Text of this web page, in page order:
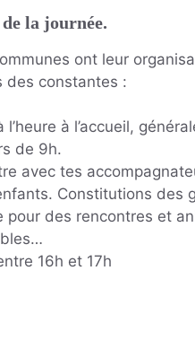
la journée.
ont leur
des constantes :
l’heure à l’accueil,
de 9h.
avec tes
Constitutions des
pour des rencontres et
16h et 17h